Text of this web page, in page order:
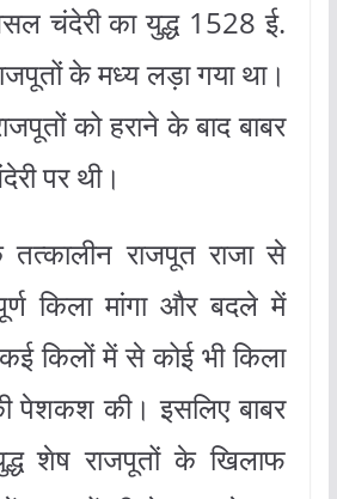
चंदेरी का युद्ध 1528 ई.
के मध्य लड़ा गया था।
को हराने के बाद बाबर
पर थी।
राजपूत राजा से
किला मांगा और बदले में
किलों में से कोई भी किला
पेशकश की। इसलिए बाबर
शेष राजपूतों के खिलाफ